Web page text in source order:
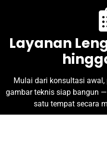
Layanan
Mulai dari konsultasi awal,
gambar teknis siap bangun
satu tempat secara